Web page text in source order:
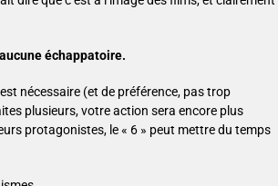
échappatoire.
nécessaire (et de préférence, pas trop
plusieurs, votre action sera encore plus
protagonistes, le « 6 » peut mettre du temps